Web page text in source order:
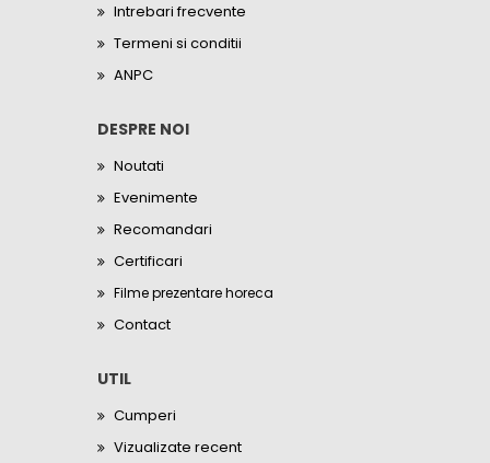
Intrebari frecvente
Termeni si conditii
ANPC
DESPRE NOI
Noutati
Evenimente
Recomandari
Certificari
Filme prezentare horeca
Contact
UTIL
Cumperi
Vizualizate recent